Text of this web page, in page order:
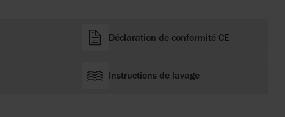
Déclaration de conformité CE
Instructions de lavage